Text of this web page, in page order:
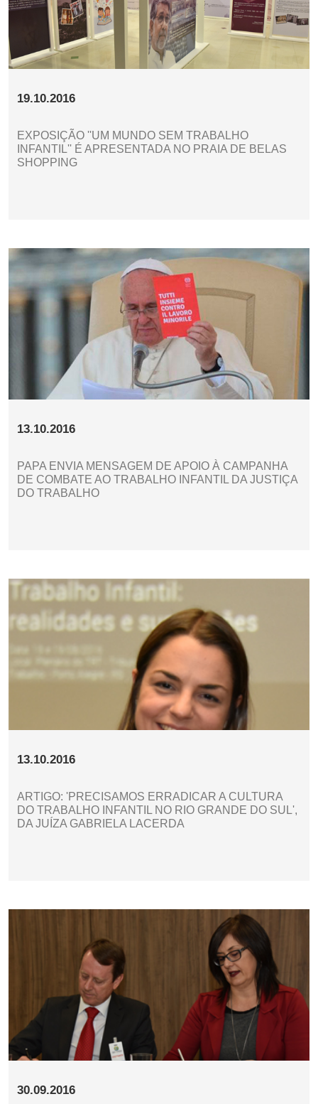
19.10.2016
EXPOSIÇÃO ''UM MUNDO SEM TRABALHO
INFANTIL'' É APRESENTADA NO PRAIA DE BELAS
SHOPPING
13.10.2016
PAPA ENVIA MENSAGEM DE APOIO À CAMPANHA
DE COMBATE AO TRABALHO INFANTIL DA JUSTIÇA
DO TRABALHO
13.10.2016
ARTIGO: 'PRECISAMOS ERRADICAR A CULTURA
DO TRABALHO INFANTIL NO RIO GRANDE DO SUL',
DA JUÍZA GABRIELA LACERDA
30.09.2016